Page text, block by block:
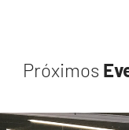
Próximos